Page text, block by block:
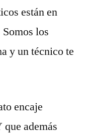
están en
los
y un técnico te
encaje
además